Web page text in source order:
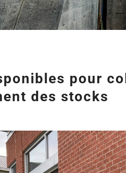
pour
des stocks